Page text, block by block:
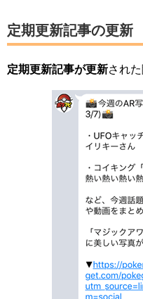
定期更新記事の更新
定期更新記事が更新され